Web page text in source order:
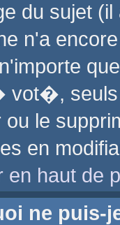
du sujet
n'a
seuls
le
en
en haut de
ne